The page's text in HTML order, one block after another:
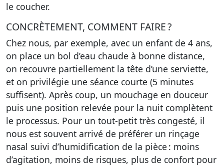
le coucher.
CONCRÈTEMENT, COMMENT FAIRE ?
Chez nous, par exemple, avec un enfant de 4 ans,
on place un bol d’eau chaude à bonne distance,
on recouvre partiellement la tête d’une serviette,
et on privilégie une séance courte (5 minutes
suffisent). Après coup, un mouchage en douceur
puis une position relevée pour la nuit complètent
le processus. Pour un tout-petit très congesté, il
nous est souvent arrivé de préférer un rinçage
nasal suivi d’humidification de la pièce : moins
d’agitation, moins de risques, plus de confort pour